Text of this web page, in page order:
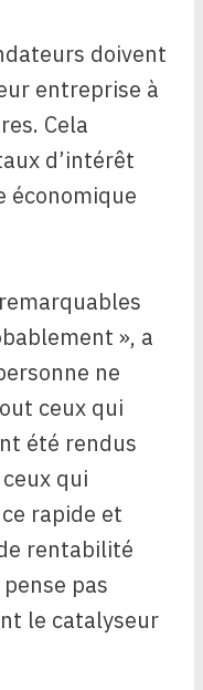
doivent
entreprise à
Cela
d’intérêt
économique
», a
ne
ceux qui
été rendus
qui
rapide et
rentabilité
pas
le catalyseur